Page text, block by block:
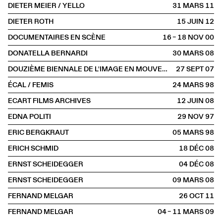
DIETER MEIER / YELLO
31 MARS2011
DIETER ROTH
15 JUIN2012
DOCUMENTAIRES EN SCÈNE
16 – 18 NOV2000
DONATELLA BERNARDI
30 MARS2008
DOUZIÈME BIENNALE DE L'IMAGE EN MOUVEMENT (BIM)
27 SEPT2007
ÉCAL / FEMIS
24 MARS1998
ECART FILMS ARCHIVES
12 JUIN2008
EDNA POLITI
29 NOV1997
ERIC BERGKRAUT
05 MARS1998
ERICH SCHMID
18 DÉC2008
ERNST SCHEIDEGGER
04 DÉC2008
ERNST SCHEIDEGGER
09 MARS2008
FERNAND MELGAR
26 OCT2011
FERNAND MELGAR
04 – 11 MARS2009